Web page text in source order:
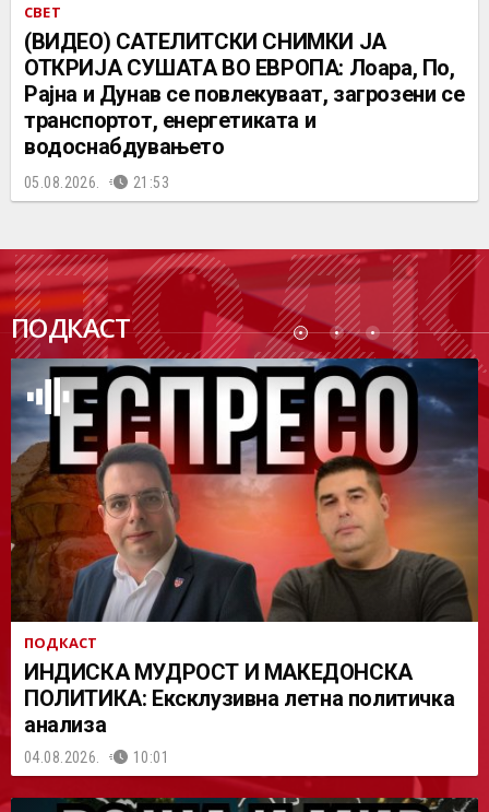
СВЕТ
(ВИДЕО) САТЕЛИТСКИ СНИМКИ ЈА
ОТКРИЈА СУШАТА ВО ЕВРОПА: Лоара, По,
Рајна и Дунав се повлекуваат, загрозени се
транспортот, енергетиката и
водоснабдувањето
05.08.2026. 21:53
ПОДКАСТ
ПОДК
АСТ
ПОДКАСТ
ИНДИСКА МУДРОСТ И МАКЕДОНСКА
ПОЛИТИКА: Ексклузивна летна политичка
анализа
04.08.2026. 10:01